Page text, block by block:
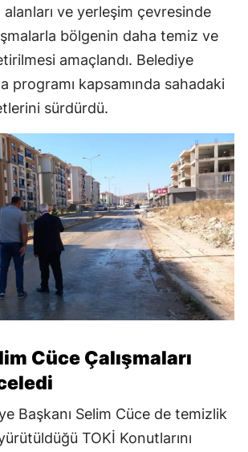
alanları ve yerleşim çevresinde
bölgenin daha temiz ve
amaçlandı. Belediye
programı kapsamında sahadaki
sürdürdü.
Cüce Çalışmaları
Başkanı Selim Cüce de temizlik
TOKİ Konutlarını